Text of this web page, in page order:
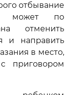
отбывание
может по
отменить
и направить
в место,
приговором